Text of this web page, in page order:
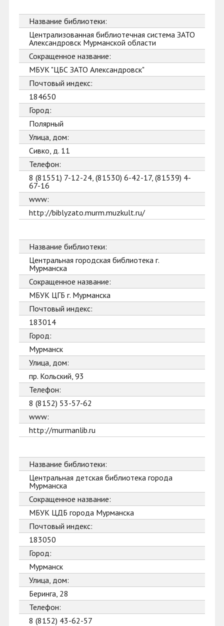
Название библиотеки:
Централизованная библиотечная система ЗАТО
Александровск Мурманской области
Сокращенное название:
МБУК "ЦБС ЗАТО Александровск"
Почтовый индекс:
184650
Город:
Полярный
Улица, дом:
Сивко, д. 11
Телефон:
8 (81551) 7-12-24, (81530) 6-42-17, (81539) 4-
67-16
www:
http://biblyzato.murm.muzkult.ru/
Название библиотеки:
Центральная городская библиотека г.
Мурманска
Сокращенное название:
МБУК ЦГБ г. Мурманска
Почтовый индекс:
183014
Город:
Мурманск
Улица, дом:
пр. Кольский, 93
Телефон:
8 (8152) 53-57-62
www:
http://murmanlib.ru
Название библиотеки:
Центральная детская библиотека города
Мурманска
Сокращенное название:
МБУК ЦДБ города Мурманска
Почтовый индекс:
183050
Город:
Мурманск
Улица, дом:
Беринга, 28
Телефон:
8 (8152) 43-62-57